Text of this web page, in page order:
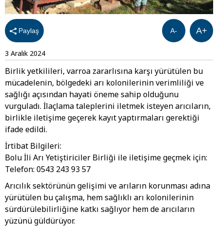
Paylaş A+
A-
3 Aralık 2024
Birlik yetkilileri, varroa zararlısına karşı yürütülen bu
mücadelenin, bölgedeki arı kolonilerinin verimliliği ve
sağlığı açısından hayati öneme sahip olduğunu
vurguladı. İlaçlama taleplerini iletmek isteyen arıcıların,
birlikle iletişime geçerek kayıt yaptırmaları gerektiği
ifade edildi.
İrtibat Bilgileri:
Bolu İli Arı Yetiştiriciler Birliği ile iletişime geçmek için:
Telefon: 0543 243 93 57
Arıcılık sektörünün gelişimi ve arıların korunması adına
yürütülen bu çalışma, hem sağlıklı arı kolonilerinin
sürdürülebilirliğine katkı sağlıyor hem de arıcıların
yüzünü güldürüyor.